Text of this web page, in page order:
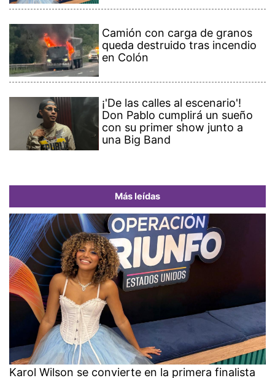
Camión con carga de granos
queda destruido tras incendio
en Colón
¡'De las calles al escenario'!
Don Pablo cumplirá un sueño
con su primer show junto a
una Big Band
Más leídas
Karol Wilson se convierte en la primera finalista